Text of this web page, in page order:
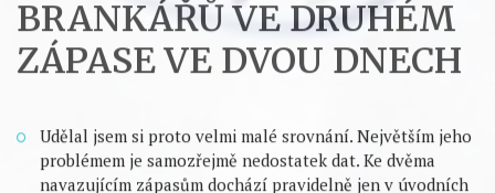
nemusí jít o „taktiku“ a snahu o překvapení protivníka, jak
to prezentovali komentátoři v pořadu Buly.Nezávisle na
soupeři totiž jde o racionální volbu.Obzvlášť v Česku,
zvyklí. V NHL to chápe čím dál víc trenérů a i čeští fanoušci
se s nepříznivou statistikou seznámili například
prostřednictvím Petra Mrázka, kterému dva herní dny po